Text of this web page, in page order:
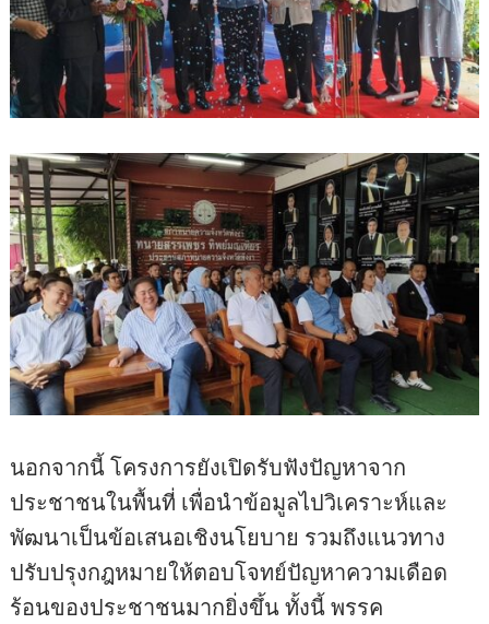
นอกจากนี้ โครงการยังเปิดรับฟังปัญหาจาก
ประชาชนในพื้นที่ เพื่อนำข้อมูลไปวิเคราะห์และ
พัฒนาเป็นข้อเสนอเชิงนโยบาย รวมถึงแนวทาง
ปรับปรุงกฎหมายให้ตอบโจทย์ปัญหาความเดือด
ร้อนของประชาชนมากยิ่งขึ้น ทั้งนี้ พรรค